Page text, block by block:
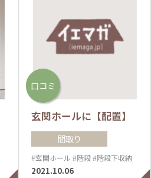
口コミ
玄関ホールに【配置】
間取り
#玄関ホール #階段#階段下収納
2021.10.06